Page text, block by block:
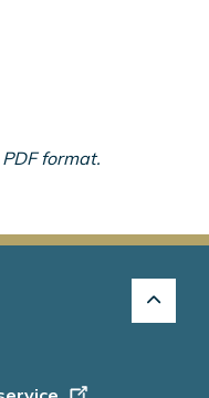
format.